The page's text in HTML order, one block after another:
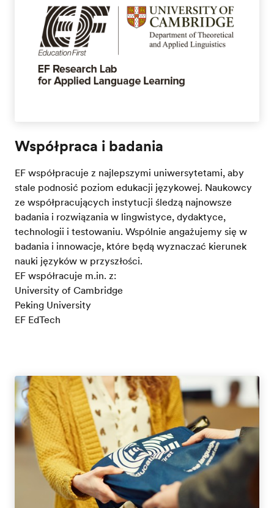
Współpraca i badania
EF współpracuje z najlepszymi uniwersytetami, aby
stale podnosić poziom edukacji językowej. Naukowcy
ze współpracujących instytucji śledzą najnowsze
badania i rozwiązania w lingwistyce, dydaktyce,
technologii i testowaniu. Wspólnie angażujemy się w
badania i innowacje, które będą wyznaczać kierunek
nauki języków w przyszłości.
EF współracuje m.in. z:
University of Cambridge
Peking University
EF EdTech